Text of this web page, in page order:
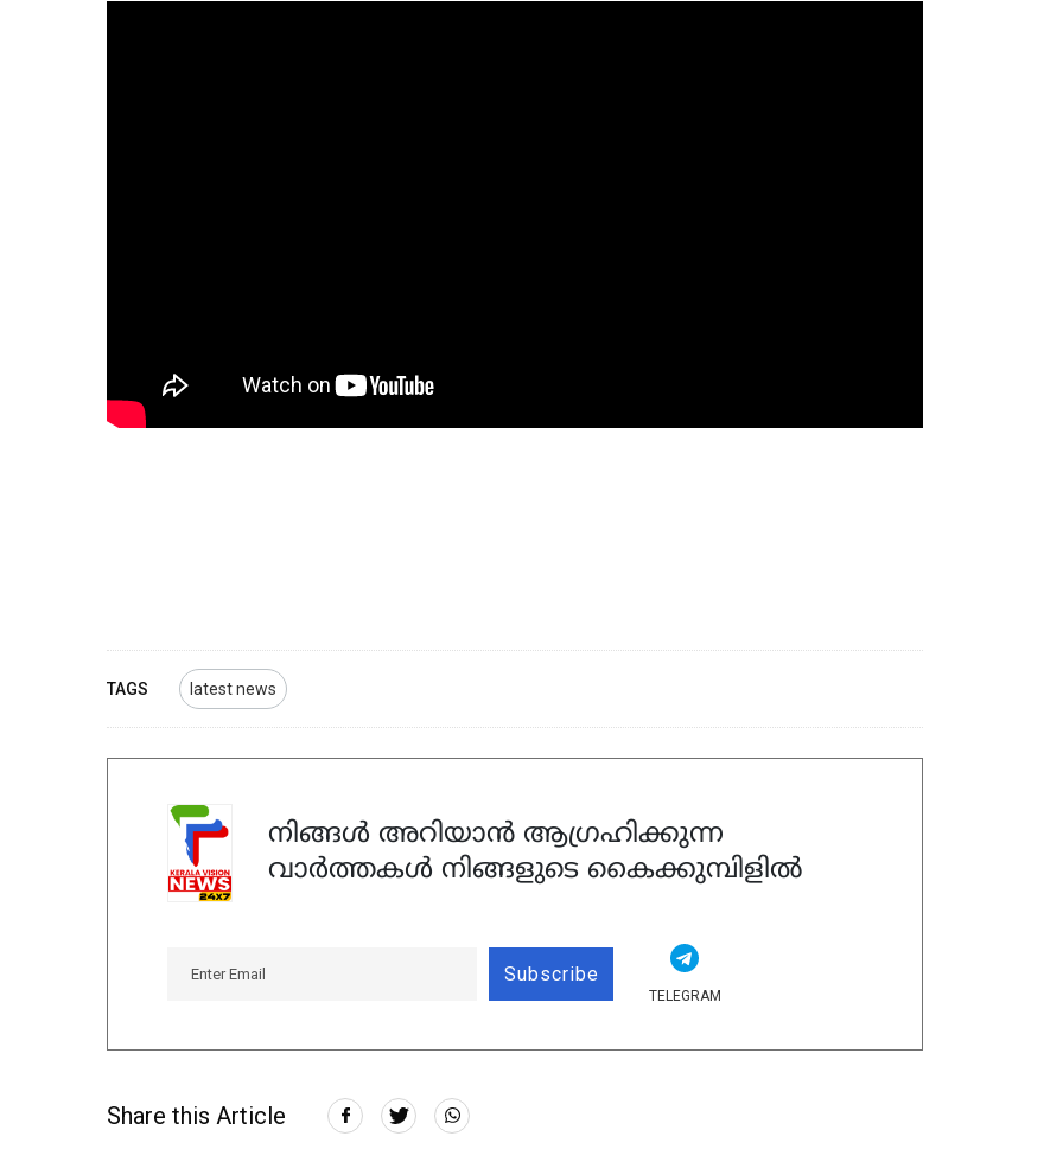
TAGS latest news
നിങ്ങൾ അറിയാൻ ആഗ്രഹിക്കുന്ന
വാർത്തകൾ നിങ്ങളുടെ കൈക്കുമ്പിളിൽ
Subscribe
TELEGRAM
Share this Article